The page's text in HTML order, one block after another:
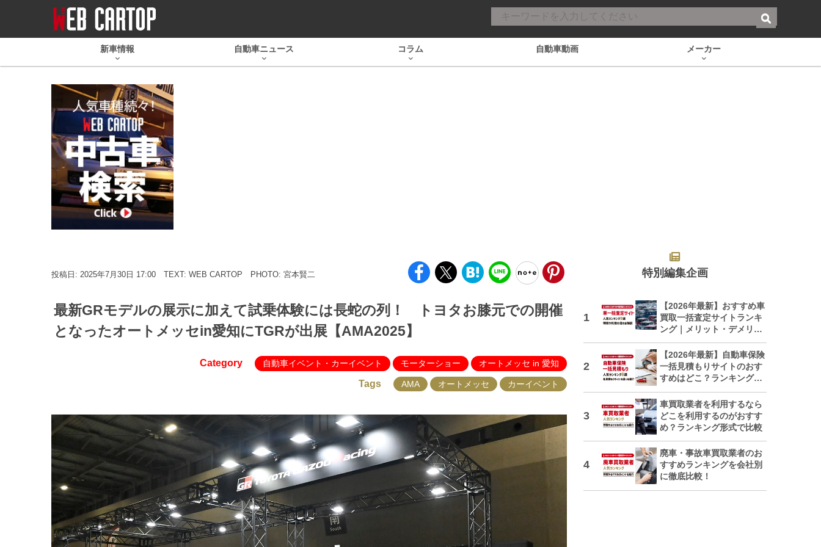
新車情報 自動車ニュース コラム 自動車動画 メーカー
投稿日: 2025年7月30日 17:00 TEXT: WEB CARTOP PHOTO: 宮本賢二
最新GRモデルの展示に加えて試乗体験には長蛇の列！ トヨタお膝元での開催
となったオートメッセin愛知にTGRが出展【AMA2025】
Category 自動車イベント・カーイベント モーターショー オートメッセ in 愛知
Tags AMA オートメッセ カーイベント
特別編集企画
【2026年最新】おすすめ車
買取一括査定サイトランキ
ング｜メリット・デメリッ
トも解説
【2026年最新】自動車保険
一括見積もりサイトのおす
すめはどこ？ランキングで
車買取業者を利用するなら
どこを利用するのがおすす
め？ランキング形式で比較
廃車・事故車買取業者のお
すすめランキングを会社別
に徹底比較！